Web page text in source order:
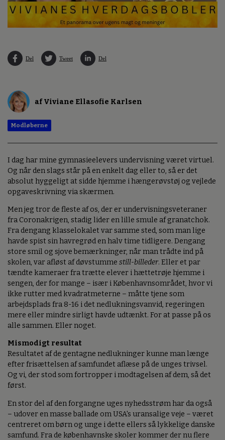
Del Tweet Del
af Viviane Ellasofie Karlsen
Modløberne
I dag har mine gymnasieelevers undervisning været virtuel.
Og når den slags står på en enkelt dag eller to, så er det
absolut hyggeligt at sidde hjemme i hængerøvstøj og vejlede
opgaveskrivning via skærmen.
Men jeg tror de fleste af os, der er undervisningsveteraner
fra Coronakrigen, stadig lider en lille smule af granatchok.
Fra dengang klasselokalet var samme sted, som man lige
havde spist sin havregrød en halv time tidligere. Dengang
store smil og sjove bemærkninger, når man trådte ind på
skolen, var afløst af døvstumme still-billeder. Eller et par
tændte kameraer fra trætte elever i hættetrøje hjemme i
sengen, der for mange – især i Københavnsområdet, hvor vi
ikke rutter med kvadratmeterne – måtte tjene som
arbejdsplads fra 8-16 i det nedlukningsvanvid, regeringen
mere eller mindre sirligt havde udtænkt. For at passe på os
alle sammen. Eller noget.
Mismodigt resultat
Resultatet af de gentagne nedlukninger kunne man længe
efter frisættelsen af samfundet aflæse på de unges trivsel.
Og vi, der stod som fortropper i modtagelsen af dem, så det
først.
En stor del af den forgangne uges nyhedsstrøm har da også
– udover en masse ballade om USA's uransalige veje – været
centreret om børn og unge i dette ellers så lykkelige danske
samfund. Fra de københavnske skoler kommer der nu flere